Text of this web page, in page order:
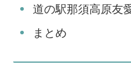
道の駅那須高原友
まとめ